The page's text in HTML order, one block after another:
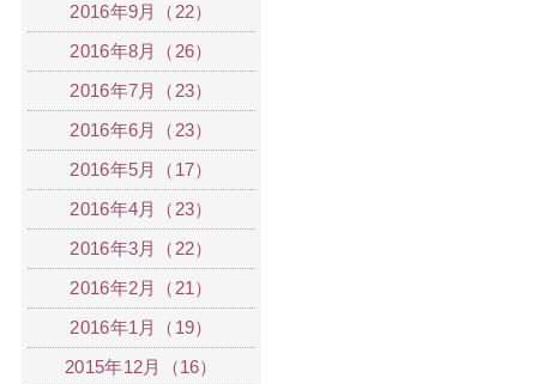
2016年9月（22）
2016年8月（26）
2016年7月（23）
2016年6月（23）
2016年5月（17）
2016年4月（23）
2016年3月（22）
2016年2月（21）
2016年1月（19）
2015年12月（16）